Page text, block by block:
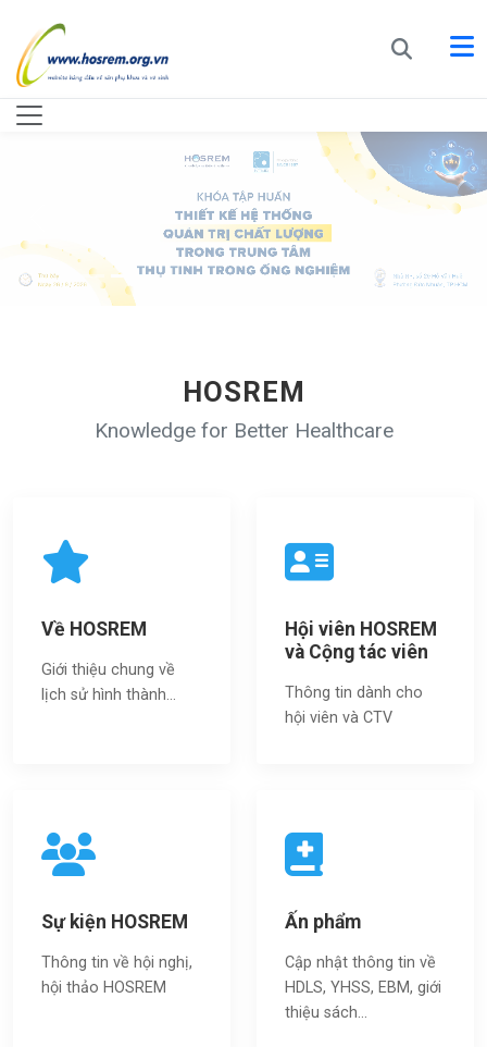
HOSREM
Knowledge for Better Healthcare
Về HOSREM
Giới thiệu chung về
lịch sử hình thành...
Hội viên HOSREM
và Cộng tác viên
Thông tin dành cho
hội viên và CTV
Sự kiện HOSREM
Thông tin về hội nghị,
hội thảo HOSREM
Ấn phẩm
Cập nhật thông tin về
HDLS, YHSS, EBM, giới
thiệu sách…